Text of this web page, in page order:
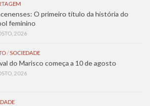
O primeiro título da história do
feminino
2026
/SOCIEDADE
do Marisco começa a 10 de agosto
2026